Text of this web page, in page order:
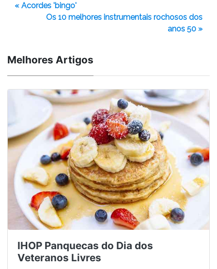
« Acordes 'bingo'
Os 10 melhores instrumentais rochosos dos
anos 50 »
Melhores Artigos
IHOP Panquecas do Dia dos
Veteranos Livres